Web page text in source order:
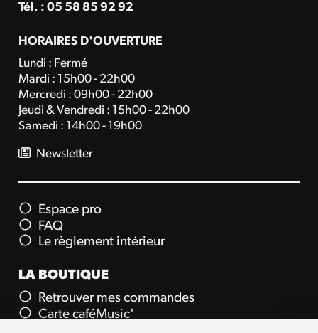
Tél. : 05 58 85 92 92
HORAIRES D'OUVERTURE
Lundi : Fermé
Mardi : 15h00 - 22h00
Mercredi : 09h00 - 22h00
Jeudi & Vendredi : 15h00 - 22h00
Samedi : 14h00 - 19h00
Newsletter
Espace pro
FAQ
Le règlement intérieur
LA BOUTIQUE
Retrouver mes commandes
Carte caféMusic'